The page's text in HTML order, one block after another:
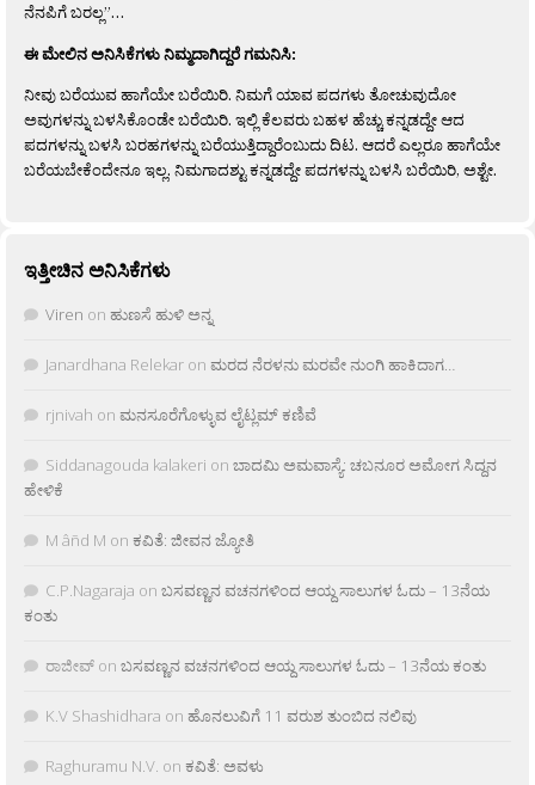
ನೆನಪಿಗೆ ಬರಲ್ಲ”…
ಈ ಮೇಲಿನ ಅನಿಸಿಕೆಗಳು ನಿಮ್ಮದಾಗಿದ್ದರೆ ಗಮನಿಸಿ:
ನೀವು ಬರೆಯುವ ಹಾಗೆಯೇ ಬರೆಯಿರಿ. ನಿಮಗೆ ಯಾವ ಪದಗಳು ತೋಚುವುದೋ
ಅವುಗಳನ್ನು ಬಳಸಿಕೊಂಡೇ ಬರೆಯಿರಿ. ಇಲ್ಲಿ ಕೆಲವರು ಬಹಳ ಹೆಚ್ಚು ಕನ್ನಡದ್ದೇ ಆದ
ಪದಗಳನ್ನು ಬಳಸಿ ಬರಹಗಳನ್ನು ಬರೆಯುತ್ತಿದ್ದಾರೆಂಬುದು ದಿಟ. ಆದರೆ ಎಲ್ಲರೂ ಹಾಗೆಯೇ
ಬರೆಯಬೇಕೆಂದೇನೂ ಇಲ್ಲ. ನಿಮಗಾದಶ್ಟು ಕನ್ನಡದ್ದೇ ಪದಗಳನ್ನು ಬಳಸಿ ಬರೆಯಿರಿ, ಅಶ್ಟೇ.
ಇತ್ತೀಚಿನ ಅನಿಸಿಕೆಗಳು
Viren on ಹುಣಸೆ ಹುಳಿ ಅನ್ನ
Janardhana Relekar on ಮರದ ನೆರಳನು ಮರವೇ ನುಂಗಿ ಹಾಕಿದಾಗ…
rjnivah on ಮನಸೂರೆಗೊಳ್ಳುವ ಲೈಟ್ಲಮ್ ಕಣಿವೆ
Siddanagouda kalakeri on ಬಾದಮಿ ಅಮವಾಸ್ಯೆ: ಚಬನೂರ ಅಮೋಗ ಸಿದ್ದನ
ಹೇಳಿಕೆ
M âñd M on ಕವಿತೆ: ಜೀವನ ಜ್ಯೋತಿ
C.P.Nagaraja on ಬಸವಣ್ಣನ ವಚನಗಳಿಂದ ಆಯ್ದ ಸಾಲುಗಳ ಓದು – 13ನೆಯ
ಕಂತು
ರಾಜೀವ್ on ಬಸವಣ್ಣನ ವಚನಗಳಿಂದ ಆಯ್ದ ಸಾಲುಗಳ ಓದು – 13ನೆಯ ಕಂತು
K.V Shashidhara on ಹೊನಲುವಿಗೆ 11 ವರುಶ ತುಂಬಿದ ನಲಿವು
Raghuramu N.V. on ಕವಿತೆ: ಅವಳು